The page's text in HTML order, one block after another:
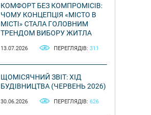
КОМФОРТ БЕЗ КОМПРОМІСІВ:
ЧОМУ КОНЦЕПЦІЯ «МІСТО В
МІСТІ» СТАЛА ГОЛОВНИМ
ТРЕНДОМ ВИБОРУ ЖИТЛА
13.07.2026 ПЕРЕГЛЯДІВ: 311
ЩОМІСЯЧНИЙ ЗВІТ: ХІД
БУДІВНИЦТВА (ЧЕРВЕНЬ 2026)
30.06.2026 ПЕРЕГЛЯДІВ: 626